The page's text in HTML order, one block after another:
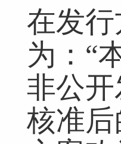
在发
为：“
非公
核准